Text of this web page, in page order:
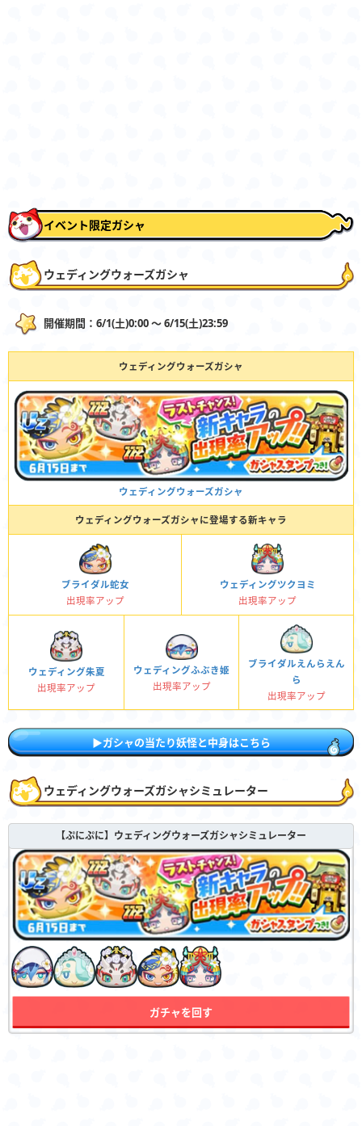
イベント限定ガシャ
ウェディングウォーズガシャ
開催期間：6/1(土)0:00 〜 6/15(土)23:59
ウェディングウォーズガシャ
ウェディングウォーズガシャ
ウェディングウォーズガシャに登場する新キャラ
ブライダル蛇女
出現率アップ
ウェディングツクヨミ
出現率アップ
ウェディング朱夏
出現率アップ
ウェディングふぶき姫
出現率アップ
ブライダルえんらえん
ら
出現率アップ
▶︎ガシャの当たり妖怪と中身はこちら
ウェディングウォーズガシャシミュレーター
【ぷにぷに】ウェディングウォーズガシャシミュレーター
ガチャを回す